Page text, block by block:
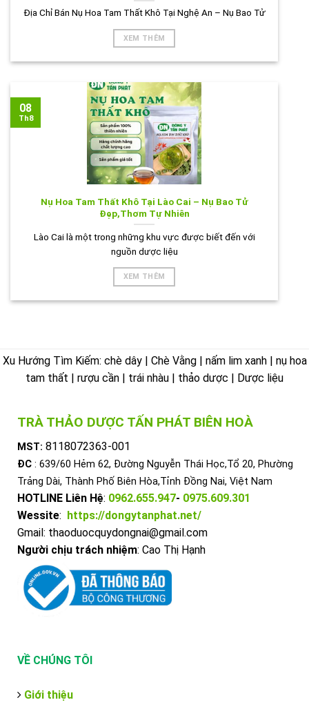
Địa Chỉ Bán Nụ Hoa Tam Thất Khô Tại Nghệ An – Nụ Bao Tử
XEM THÊM
Nụ Hoa Tam Thất Khô Tại Lào Cai – Nụ Bao Tử
Đẹp,Thơm Tự Nhiên
Lào Cai là một trong những khu vực được biết đến với
nguồn dược liệu
XEM THÊM
08
Th8
Xu Hướng Tìm Kiếm: chè dây | Chè Vằng | nấm lim xanh | nụ hoa
tam thất | rượu cần | trái nhàu | thảo dược | Dược liệu
TRÀ THẢO DƯỢC TẤN PHÁT BIÊN HOÀ
MST: 8118072363-001
ĐC : 639/60 Hẻm 62, Đường Nguyễn Thái Học,Tổ 20, Phường
Trảng Dài, Thành Phố Biên Hòa,Tỉnh Đồng Nai, Việt Nam
HOTLINE Liên Hệ: 0962.655.947- 0975.609.301
Wessite: https://dongytanphat.net/
Gmail: thaoduocquydongnai@gmail.com
Người chịu trách nhiệm: Cao Thị Hạnh
VỀ CHÚNG TÔI
Giới thiệu